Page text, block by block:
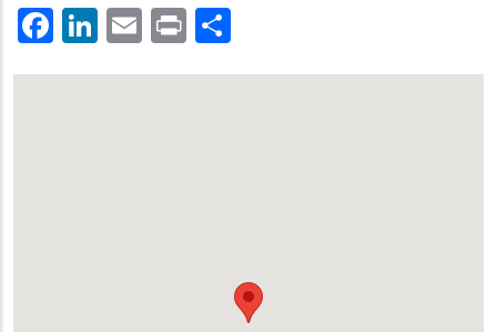
Facebook
LinkedIn
Email
Print